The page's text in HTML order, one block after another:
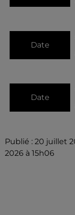
Date
Date
Publié : 20 juillet
2026 à 15h06